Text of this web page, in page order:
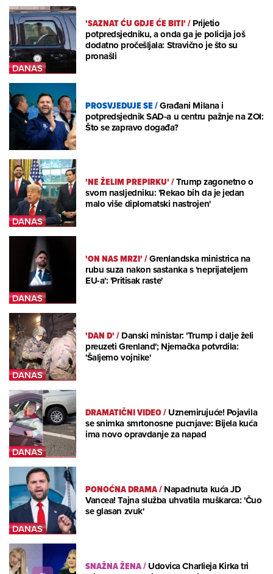
'SAZNAT ĆU GDJE ĆE BITI'/Prijetio
potpredsjedniku, a onda ga je policija još
dodatno pročešljala: Stravično je što su
pronašli
PROSVJEDUJE SE/Građani Milana i
potpredsjednik SAD-a u centru pažnje na ZOI:
Što se zapravo događa?
'NE ŽELIM PREPIRKU'/Trump zagonetno o
svom nasljedniku: 'Rekao bih da je jedan
malo više diplomatski nastrojen'
'ON NAS MRZI'/Grenlandska ministrica na
rubu suza nakon sastanka s 'neprijateljem
EU-a': 'Pritisak raste'
'DAN D'/Danski ministar: 'Trump i dalje želi
preuzeti Grenland'; Njemačka potvrdila:
'Šaljemo vojnike'
DRAMATIČNI VIDEO/Uznemirujuće! Pojavila
se snimka smrtonosne pucnjave: Bijela kuća
ima novo opravdanje za napad
PONOĆNA DRAMA/Napadnuta kuća JD
Vancea! Tajna služba uhvatila muškarca: 'Čuo
se glasan zvuk'
SNAŽNA ŽENA/Udovica Charlieja Kirka tri